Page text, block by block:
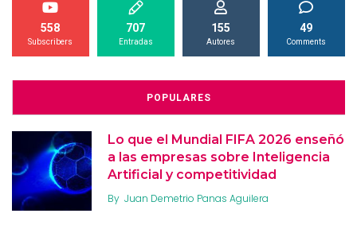
558
Subscribers
707
Entradas
155
Autores
49
Comments
POPULARES
Lo que el Mundial FIFA 2026 enseñó
a las empresas sobre Inteligencia
Artificial y competitividad
By Juan Demetrio Panas Aguilera